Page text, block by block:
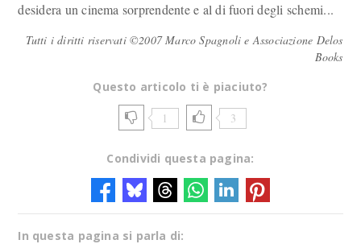
desidera un cinema sorprendente e al di fuori degli schemi...
Tutti i diritti riservati ©2007 Marco Spagnoli e Associazione Delos
Books
Questo articolo ti è piaciuto?
1 3
Condividi questa pagina:
In questa pagina si parla di: